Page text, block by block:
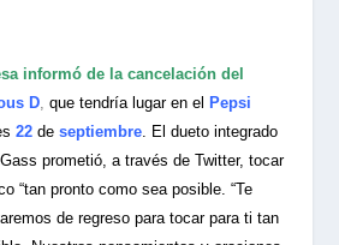
informó de la cancelación del
D, que tendría lugar en el Pepsi
22 deseptiembre. El dueto integrado
prometió, a través de Twitter, tocar
“tan pronto como sea posible. “Te
de regreso para tocar para ti tan